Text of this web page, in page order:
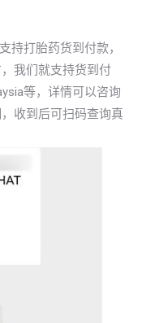
持打胎药货到付款，
我们就支持货到付
等，详情可以咨询
收到后可扫码查询真